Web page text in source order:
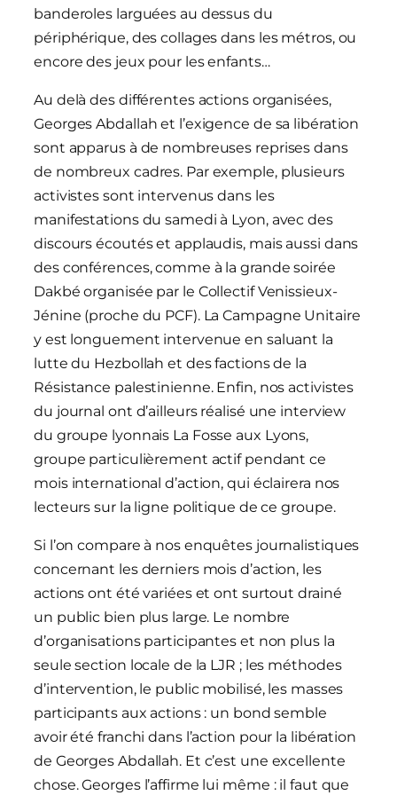
banderoles larguées au dessus du
périphérique, des collages dans les métros, ou
encore des jeux pour les enfants…
Au delà des différentes actions organisées,
Georges Abdallah et l’exigence de sa libération
sont apparus à de nombreuses reprises dans
de nombreux cadres. Par exemple, plusieurs
activistes sont intervenus dans les
manifestations du samedi à Lyon, avec des
discours écoutés et applaudis, mais aussi dans
des conférences, comme à la grande soirée
Dakbé organisée par le Collectif Venissieux-
Jénine (proche du PCF). La Campagne Unitaire
y est longuement intervenue en saluant la
lutte du Hezbollah et des factions de la
Résistance palestinienne. Enfin, nos activistes
du journal ont d’ailleurs réalisé une interview
du groupe lyonnais La Fosse aux Lyons,
groupe particulièrement actif pendant ce
mois international d’action, qui éclairera nos
lecteurs sur la ligne politique de ce groupe.
Si l’on compare à nos enquêtes journalistiques
concernant les derniers mois d’action, les
actions ont été variées et ont surtout drainé
un public bien plus large. Le nombre
d’organisations participantes et non plus la
seule section locale de la LJR ; les méthodes
d’intervention, le public mobilisé, les masses
participants aux actions : un bond semble
avoir été franchi dans l’action pour la libération
de Georges Abdallah. Et c’est une excellente
chose. Georges l’affirme lui même : il faut que